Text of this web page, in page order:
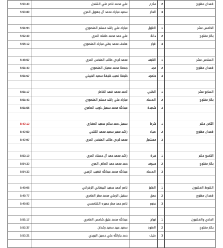
قعدانمفتوح 2 مكرم علي محمد ناصر علي الشنجل
5:53:40
3
الحذر سعيد مبارك محمد آل جهويل المري 5:53:89
الخامس عشر 1 الغزيل مبارك علي راشد مسلم المنصوري
5:51:94
بكار مفتوح
2 دانة علي حمد محمد طفله المري
5:52:39
3
قرار هادف محمد بطي مبارك المنصوري 5:55:12
السادس عشر 1 النايف محمد كردي طالب المنخس المري
5:48:57
قعدان مفتوح
2 مجد جمعة محمد عصيان المنصوري
5:51:40
3
جلمود خليفة نصيب خليفة سعيد الخييلي 5:51:67
السابع عشر 1 الظبي أحمد محمد فهد الخاطر
5:51:17
بكار مفتوح
2 المسك مبارك علي راشد مسلم المنصوري
5:51:43
3
شديدة عبدالله محمد سهيل ذويب العامري 5:51:55
الثامن عشر 1 شرط سهيل حمد سالم سعيد العفاري
5:47:10
قعدان مفتوح
2 صياد راشد مهير سعيد محمد الكتبي
5:47:59
3
مستحيل محمد كردي طالب المنخس المري 5:47:97
التاسع عشر 1 خيرة راشد محمد حمد آل حسناء المري
5:53:19
بكار مفتوح
2 سيوف حمد محمد حمد العاض المري
5:54:30
3
المسك عبدالله محمد عبدالله قضيب الزعبي 5:54:33
الشوط العشرون 1 الفايز ناصر أحمد سعيد البيضاني الزهراني
5:49:05
قعدان مفتوح
2 عمق سهيل الرملي محمد مطر العامري
5:49:77
3
عديم ناصر حمد مطر عميره الشامسي 5:49:83
الحادي والعشرون 1 نيران عبدالله محمد عتيق شامس العامري
5:51:17
بكار مفتوح
2 العنود سعيد عبيد سعيد رشدان
5:52:37
3
طيف حمد جارالله علي حسين البريدي 5:53:21